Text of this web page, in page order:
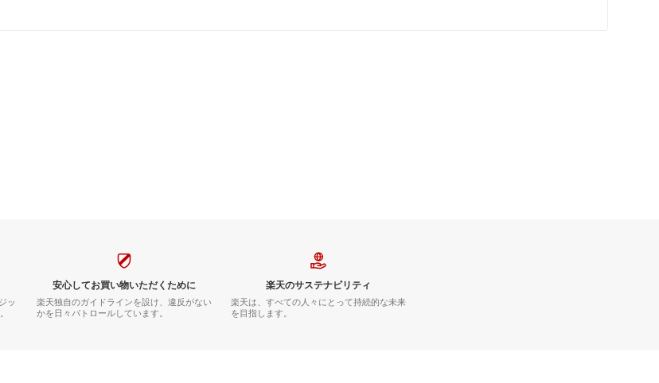
ッ
安心してお買い物いただくために
楽天独自のガイドラインを設け、違反がない
かを日々パトロールしています。
楽天のサステナビリティ
楽天は、すべての人々にとって持続的な未来
を目指します。